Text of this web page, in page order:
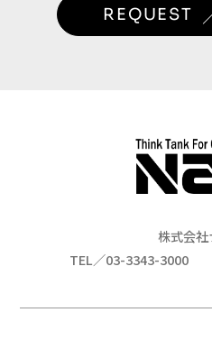
REQUEST
株式会社
TEL／03-3343-3000